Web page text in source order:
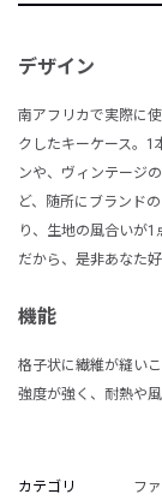
デザイン
南アフリカで実際に
クしたキーケース。1
ンや、ヴィンテージ
ど、随所にブランド
り、生地の風合いが
だから、是非あなた
機能
格子状に繊維が縫い
強度が強く、耐熱や
カテゴリ フ